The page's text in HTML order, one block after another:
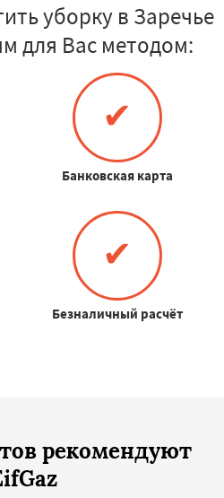
уборку в Заречье
для Вас методом:
✔
Банковская карта
✔
Безналичный расчёт
рекомендуют